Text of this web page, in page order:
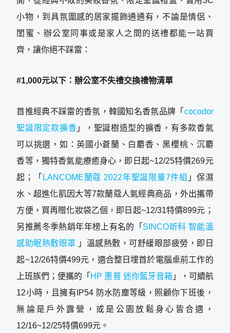
小物，到具氛圍感的居家擺飾通通有，不論是情侶、
閨蜜、辦公室同事或是家人之間的送禮都能一站買
齊，讓你絕不踩雷：
#1,000元以下：辦公室不失禮交換禮物清單
首推經典不踩雷的香氛，韓國知名香氛品牌「 cocodor
聖誕限定款擴香 」，聖誕樹造型的擴香，有多款香氣
可以挑選，如：英國小蒼蘭、白麝香、黑櫻桃、沉麝
香等，獨特香氣能療癒身心，即日起~12/25特價269元
起；「 LANCOME蘭蔻 2022年聖誕限量7件組 」保濕
水、超進化肌因大等7款蘭蔻人氣經典商品，外出攜帶
方便，買再贈化妝袋乙個，即日起~12/31特價899元；
另推薦冬季熱銷年年榜上有名的「 SINCO昕科 智能溫
感助眠熱敷眼罩 」溫感熱敷，可舒緩眼部疲勞，即日
起~12/26特價499元，適合整日埋首於電腦桌前工作的
上班族們；便攜的「 HP 惠普 迷你藍牙音箱」，可續航
12小時，且擁有IP54 防水防塵等級，照顧你下班後，
無論是戶外露營，或是公園放鬆身心皆合適，
12/16~12/25特價699元。